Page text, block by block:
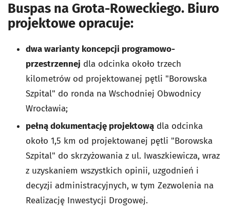
Buspas na Grota-Roweckiego. Biuro
projektowe opracuje:
dwa warianty koncepcji programowo-
przestrzennej dla odcinka około trzech
kilometrów od projektowanej pętli "Borowska
Szpital" do ronda na Wschodniej Obwodnicy
Wrocławia;
pełną dokumentację projektową dla odcinka
około 1,5 km od projektowanej pętli "Borowska
Szpital" do skrzyżowania z ul. Iwaszkiewicza, wraz
z uzyskaniem wszystkich opinii, uzgodnień i
decyzji administracyjnych, w tym Zezwolenia na
Realizację Inwestycji Drogowej.